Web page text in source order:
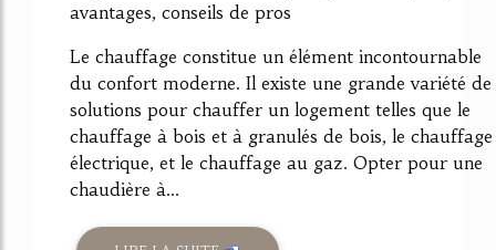
avantages, conseils de pros
Le chauffage constitue un élément incontournable
du confort moderne. Il existe une grande variété de
solutions pour chauffer un logement telles que le
chauffage à bois et à granulés de bois, le chauffage
électrique, et le chauffage au gaz. Opter pour une
chaudière à...